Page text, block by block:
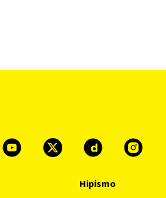
Hipismo